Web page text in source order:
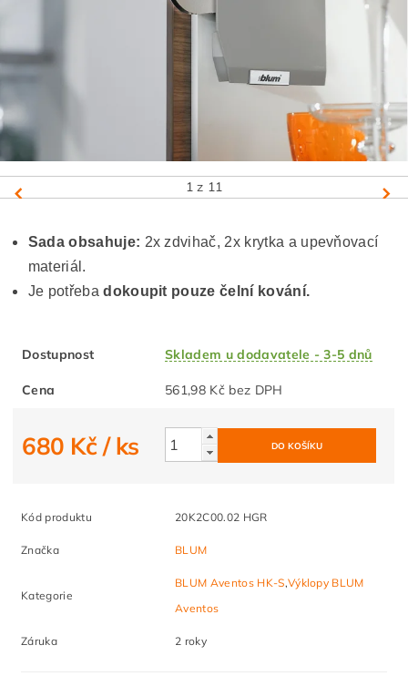
1 z 11
Sada obsahuje: 2x zdvihač, 2x krytka a upevňovací
materiál.
Je potřebadokoupit pouze čelní kování.
Dostupnost Skladem u dodavatele - 3-5 dnů
Cena 561,98 Kč bez DPH
680 Kč/ ks
Kód produktu 20K2C00.02 HGR
Značka BLUM
Kategorie
BLUM Aventos HK-S,Výklopy BLUM
Aventos
Záruka 2 roky